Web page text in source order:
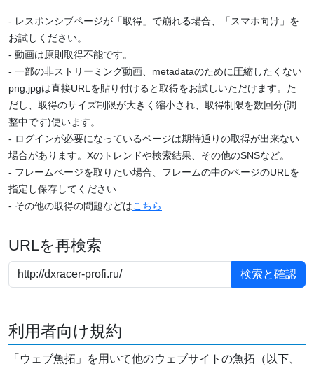
- レスポンシブページが「取得」で崩れる場合、「スマホ向け」を
お試しください。
- 動画は原則取得不能です。
- 一部の非ストリーミング動画、metadataのために圧縮したくない
png,jpgは直接URLを貼り付けると取得をお試しいただけます。た
だし、取得のサイズ制限が大きく縮小され、取得制限を数回分(調
整中です)使います。
- ログインが必要になっているページは期待通りの取得が出来ない
場合があります。Xのトレンドや検索結果、その他のSNSなど。
- フレームページを取りたい場合、フレームの中のページのURLを
指定し保存してください
- その他の取得の問題などはこちら
URLを再検索
利用者向け規約
「ウェブ魚拓」を用いて他のウェブサイトの魚拓（以下、